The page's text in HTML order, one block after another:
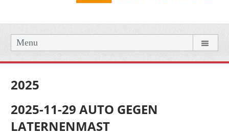
Menu
2025
2025-11-29 AUTO GEGEN
LATERNENMAST